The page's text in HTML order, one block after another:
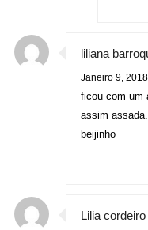
liliana
Janeiro 9, 2018
ficou com um
assim assada.
beijinho
Lilia cordeiro